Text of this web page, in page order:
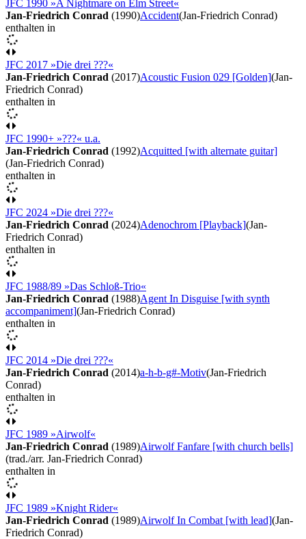
JFC 1990 »A Nightmare on Elm Street«
Jan-Friedrich Conrad (1990)Accident(Jan-Friedrich Conrad)
enthalten in
JFC 2017 »Die drei ???«
Jan-Friedrich Conrad (2017)Acoustic Fusion 029 [Golden](Jan-
Friedrich Conrad)
enthalten in
JFC 1990+ »???« u.a.
Jan-Friedrich Conrad (1992)Acquitted [with alternate guitar]
(Jan-Friedrich Conrad)
enthalten in
JFC 2024 »Die drei ???«
Jan-Friedrich Conrad (2024)Adenochrom [Playback](Jan-
Friedrich Conrad)
enthalten in
JFC 1988/89 »Das Schloß-Trio«
Jan-Friedrich Conrad (1988)Agent In Disguise [with synth
accompaniment](Jan-Friedrich Conrad)
enthalten in
JFC 2014 »Die drei ???«
Jan-Friedrich Conrad (2014)a-h-b-g#-Motiv(Jan-Friedrich
Conrad)
enthalten in
JFC 1989 »Airwolf«
Jan-Friedrich Conrad (1989)Airwolf Fanfare [with church bells]
(trad./arr. Jan-Friedrich Conrad)
enthalten in
JFC 1989 »Knight Rider«
Jan-Friedrich Conrad (1989)Airwolf In Combat [with lead](Jan-
Friedrich Conrad)